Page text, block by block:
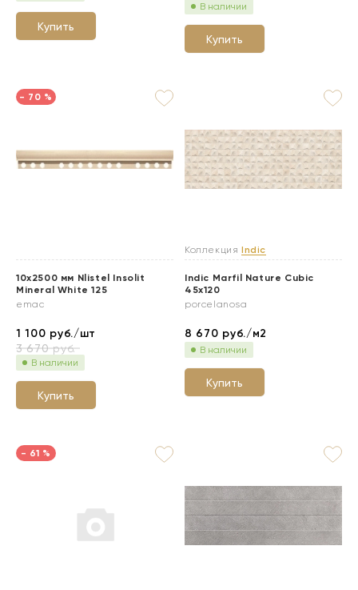
Купить
В наличии
Купить
- 70 %
10x2500 мм Nlistel Insolit
Mineral White 125
emac
1 100 руб./шт
3 670руб.
В наличии
Купить
Коллекция Indic
Indic Marfil Nature Cubic
45x120
porcelanosa
8 670 руб./м2
В наличии
Купить
- 61 %